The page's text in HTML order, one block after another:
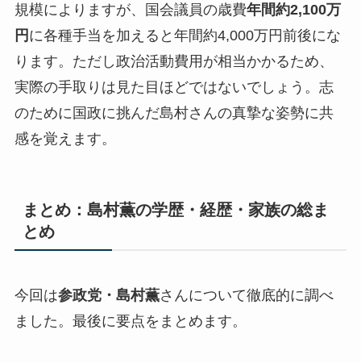
規模によりますが、国会議員の歳費年間約2,100万
円 に各種手当を加えると 年間約4,000万円前後にな
ります。ただし政治活動費用が相当かかるため、
実際の手取りは見た目ほどではないでしょう。志
のために国政に挑んだ島村さんの真摯な姿勢に共
感を覚えます。
まとめ：島村薫の学歴・経歴・家族の総ま
とめ
今回は参政党・島村薫さんについて徹底的に調べ
ました。最後に要点をまとめます。